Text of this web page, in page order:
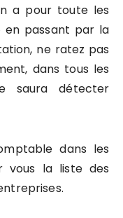
a pour toute les
en passant par la
ne ratez pas
dans tous les
saura détecter
dans les
vous la liste des